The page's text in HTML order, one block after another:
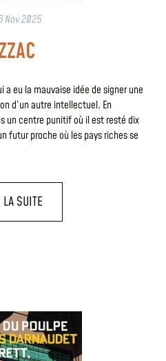
Nov 2025
eu la mauvaise idée de signer une
d’un autre intellectuel. En
un centre punitif où il est resté dix
futur proche où les pays riches se
SUITE